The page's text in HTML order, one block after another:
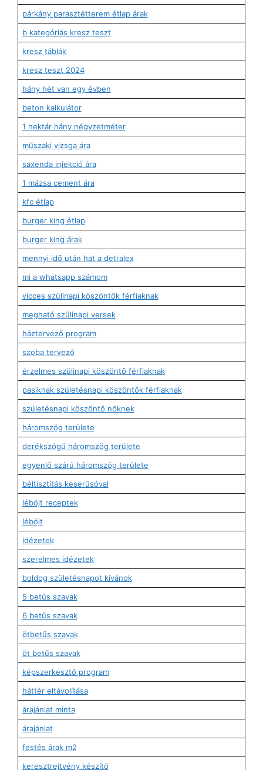
párkány parasztétterem étlap árak
b kategóriás kresz teszt
kresz táblák
kresz teszt 2024
hány hét van egy évben
beton kalkulátor
1 hektár hány négyzetméter
műszaki vizsga ára
saxenda injekció ára
1 mázsa cement ára
kfc étlap
burger king étlap
burger king árak
mennyi idő után hat a detralex
mi a whatsapp számom
vicces szülinapi köszöntők férfiaknak
megható szülinapi versek
háztervező program
szoba tervező
érzelmes szülinapi köszöntő férfiaknak
pasiknak születésnapi köszöntők férfiaknak
születésnapi köszöntő nőknek
háromszög területe
derékszögű háromszög területe
egyenlő szárú háromszög területe
béltisztítás keserűsóval
léböjt receptek
léböjt
idézetek
szerelmes idézetek
boldog születésnapot kívánok
5 betűs szavak
6 betűs szavak
ötbetűs szavak
öt betűs szavak
képszerkesztő program
háttér eltávolítása
árajánlat minta
árajánlat
festés árak m2
keresztrejtvény készítő